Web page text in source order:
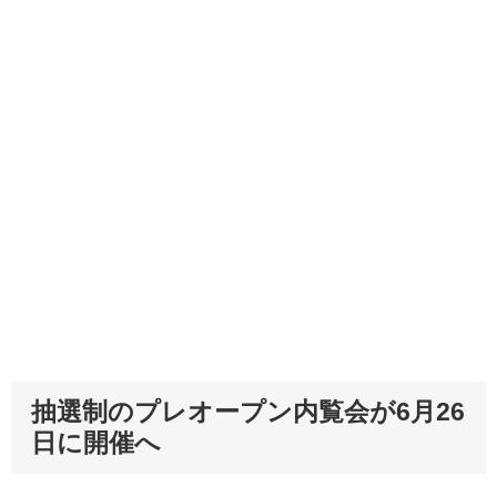
抽選制のプレオープン内覧会が6月26
日に開催へ